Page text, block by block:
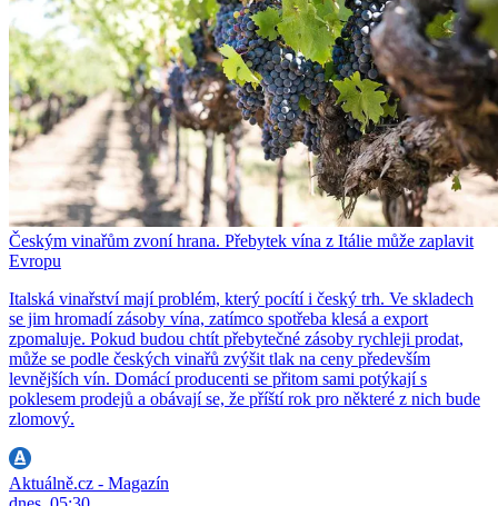
Českým vinařům zvoní hrana. Přebytek vína z Itálie může zaplavit
Evropu
Italská vinařství mají problém, který pocítí i český trh. Ve skladech
se jim hromadí zásoby vína, zatímco spotřeba klesá a export
zpomaluje. Pokud budou chtít přebytečné zásoby rychleji prodat,
může se podle českých vinařů zvýšit tlak na ceny především
levnějších vín. Domácí producenti se přitom sami potýkají s
poklesem prodejů a obávají se, že příští rok pro některé z nich bude
zlomový.
Aktuálně.cz - Magazín